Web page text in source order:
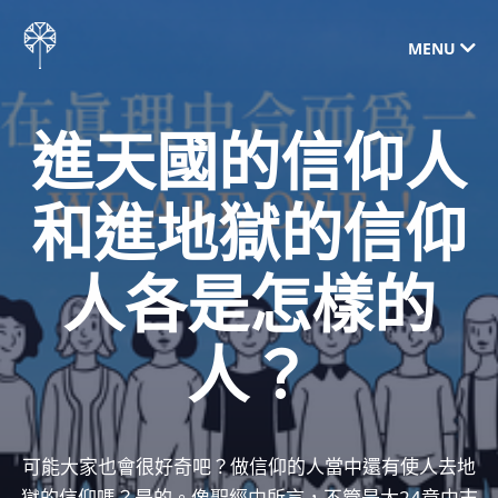
MENU
進天國的信仰人
和進地獄的信仰
人各是怎樣的
人？
可能大家也會很好奇吧？做信仰的人當中還有使人去地